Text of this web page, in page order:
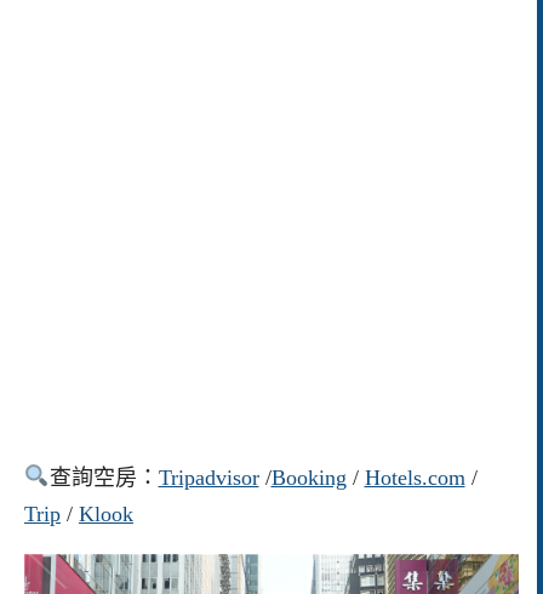
查詢空房： Tripadvisor/Booking / Hotels.com /
Trip / Klook